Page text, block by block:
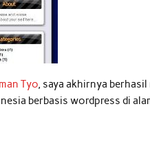
Tyo, saya akhirnya berhasil
berbasis wordpress di